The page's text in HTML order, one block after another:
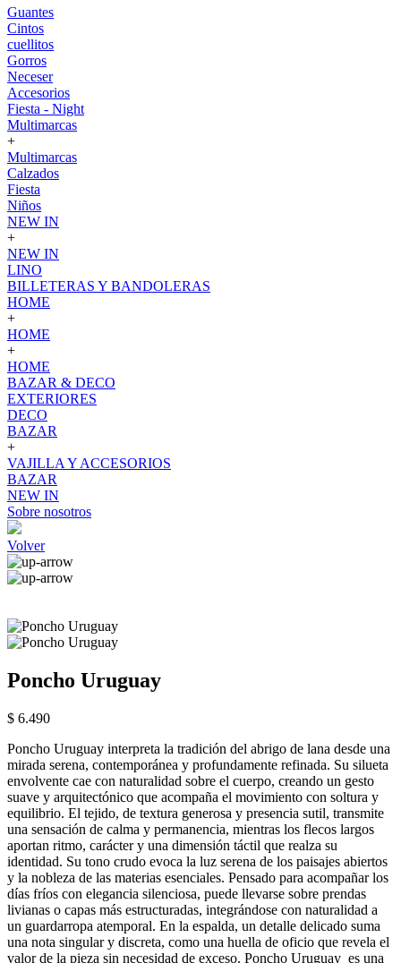
Guantes
Cintos
cuellitos
Gorros
Neceser
Accesorios
Fiesta - Night
Multimarcas
+
Multimarcas
Calzados
Fiesta
Niños
NEW IN
+
NEW IN
LINO
BILLETERAS Y BANDOLERAS
HOME
+
HOME
+
HOME
BAZAR & DECO
EXTERIORES
DECO
BAZAR
+
VAJILLA Y ACCESORIOS
BAZAR
NEW IN
Sobre nosotros
Volver
Poncho Uruguay
$ 6.490
Poncho Uruguay interpreta la tradición del abrigo de lana desde una
mirada serena, contemporánea y profundamente refinada. Su silueta
envolvente cae con naturalidad sobre el cuerpo, creando un gesto
suave y arquitectónico que acompaña el movimiento con soltura y
equilibrio. El tejido, de textura generosa y presencia sutil, transmite
una sensación de calma y permanencia, mientras los flecos largos
aportan ritmo, carácter y una dimensión táctil que realza su
identidad. Su tono crudo evoca la luz serena de los paisajes abiertos
y la nobleza de las materias esenciales. Pensado para acompañar los
días fríos con elegancia silenciosa, puede llevarse sobre prendas
livianas o capas más estructuradas, integrándose con naturalidad a
un guardarropa atemporal. En la espalda, un detalle delicado suma
una nota singular y discreta, como una huella de oficio que revela el
valor de la pieza sin necesidad de exceso. Poncho Uruguay es una